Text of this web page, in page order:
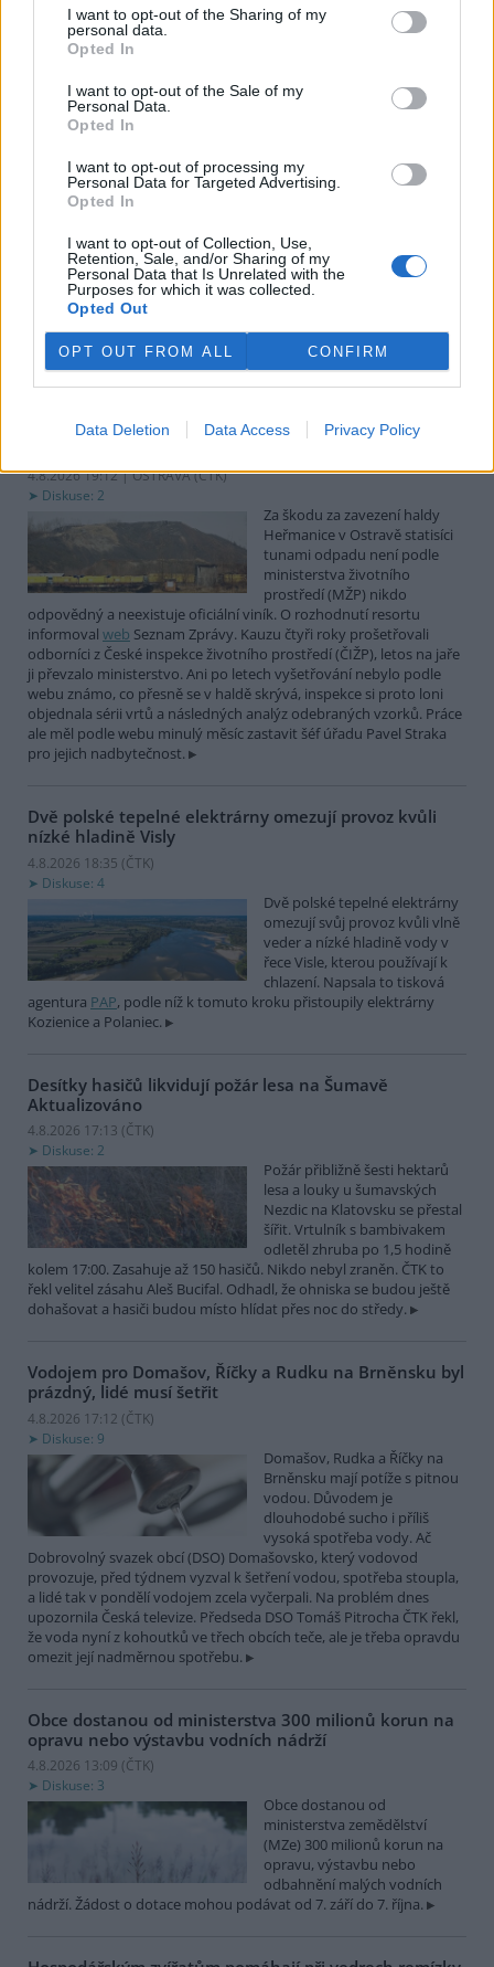
I want to opt-out of the Sharing of my
personal data.
Opted In
I want to opt-out of the Sale of my
Personal Data.
Opted In
I want to opt-out of processing my
Personal Data for Targeted Advertising.
Opted In
I want to opt-out of Collection, Use,
Retention, Sale, and/or Sharing of my
Personal Data that Is Unrelated with the
Purposes for which it was collected.
Opted Out
OPT OUT FROM ALL CONFIRM
Data Deletion Data Access Privacy Policy
využití peněz a že chce ohledně výše podpory jednat přímo s
obcemi v okolí těžební oblasti. Červeného krok překvapil, postup
společnosti sleduje se znepokojením. Společnost patří do
5.8.2026 01:12 | ŘÍM (ČTK)
Diskuse: 2
měňavými krovkami, jejichž
původní domovinou je
Japonsko, se stávají čím dál
sadech a vinicích a zanechávají za sebou listy s vykousanými
mřížkami, což oslabuje rostliny a snižuje úrodu, napsala agentura
AP.
Ministerstvo v kauze haldy Heřmanice rozhodlo, že
4.8.2026 19:12 | OSTRAVA (ČTK)
Diskuse: 2
Za škodu za zavezení haldy
Heřmanice v Ostravě statisíci
tunami odpadu není podle
ministerstva životního
prostředí (MŽP) nikdo
odpovědný a neexistuje oficiální viník. O rozhodnutí resortu
informoval web Seznam Zprávy. Kauzu čtyři roky prošetřovali
odborníci z České inspekce životního prostředí (ČIŽP), letos na jaře
ji převzalo ministerstvo. Ani po letech vyšetřování nebylo podle
webu známo, co přesně se v haldě skrývá, inspekce si proto loni
objednala sérii vrtů a následných analýz odebraných vzorků. Práce
ale měl podle webu minulý měsíc zastavit šéf úřadu Pavel Straka
pro jejich nadbytečnost.
Dvě polské tepelné elektrárny omezují provoz kvůli
nízké hladině Visly
4.8.2026 18:35 (ČTK)
Diskuse: 4
Dvě polské tepelné elektrárny
omezují svůj provoz kvůli vlně
veder a nízké hladině vody v
řece Visle, kterou používají k
chlazení. Napsala to tisková
agentura PAP, podle níž k tomuto kroku přistoupily elektrárny
Kozienice a Polaniec.
Desítky hasičů likvidují požár lesa na Šumavě
Aktualizováno
4.8.2026 17:13 (ČTK)
Diskuse: 2
Požár přibližně šesti hektarů
lesa a louky u šumavských
Nezdic na Klatovsku se přestal
šířit. Vrtulník s bambivakem
odletěl zhruba po 1,5 hodině
kolem 17:00. Zasahuje až 150 hasičů. Nikdo nebyl zraněn. ČTK to
řekl velitel zásahu Aleš Bucifal. Odhadl, že ohniska se budou ještě
dohašovat a hasiči budou místo hlídat přes noc do středy.
Vodojem pro Domašov, Říčky a Rudku na Brněnsku byl
prázdný, lidé musí šetřit
4.8.2026 17:12 (ČTK)
Diskuse: 9
Domašov, Rudka a Říčky na
Brněnsku mají potíže s pitnou
vodou. Důvodem je
dlouhodobé sucho i příliš
vysoká spotřeba vody. Ač
Dobrovolný svazek obcí (DSO) Domašovsko, který vodovod
provozuje, před týdnem vyzval k šetření vodou, spotřeba stoupla,
a lidé tak v pondělí vodojem zcela vyčerpali. Na problém dnes
upozornila Česká televize. Předseda DSO Tomáš Pitrocha ČTK řekl,
že voda nyní z kohoutků ve třech obcích teče, ale je třeba opravdu
omezit její nadměrnou spotřebu.
Obce dostanou od ministerstva 300 milionů korun na
opravu nebo výstavbu vodních nádrží
4.8.2026 13:09 (ČTK)
Diskuse: 3
Obce dostanou od
ministerstva zemědělství
(MZe) 300 milionů korun na
opravu, výstavbu nebo
odbahnění malých vodních
nádrží. Žádost o dotace mohou podávat od 7. září do 7. října.